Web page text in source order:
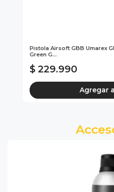
Pistola Airsoft GBB Umarex
Green G...
$ 229.990
Agregar